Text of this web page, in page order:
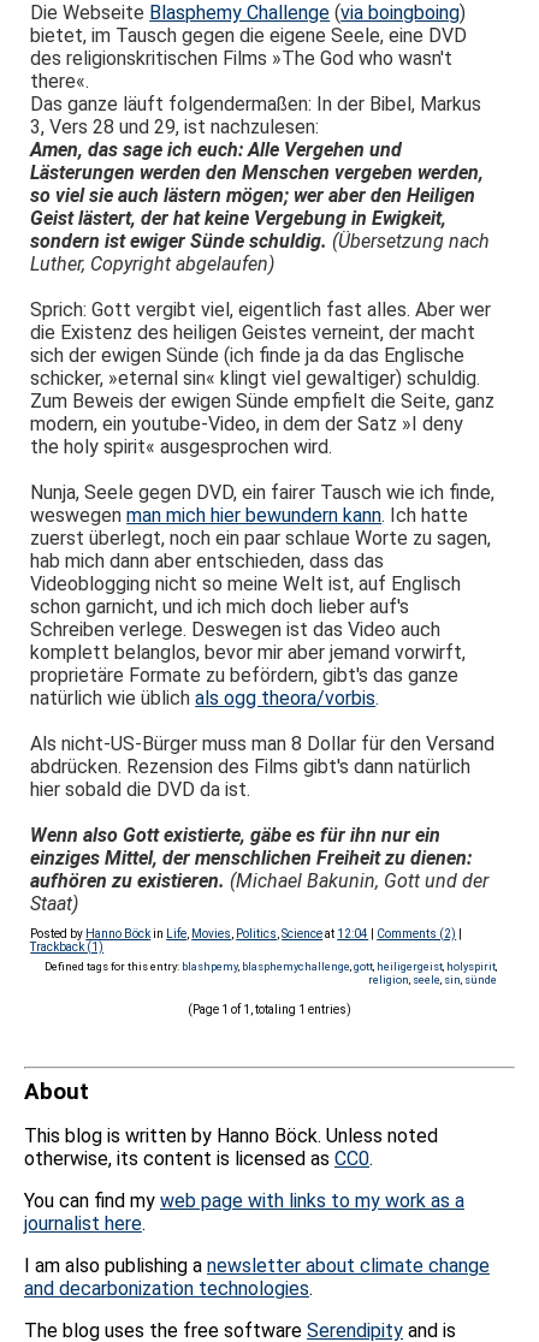
Die Webseite Blasphemy Challenge (via boingboing)
bietet, im Tausch gegen die eigene Seele, eine DVD
des religionskritischen Films »The God who wasn't
there«.
Das ganze läuft folgendermaßen: In der Bibel, Markus
3, Vers 28 und 29, ist nachzulesen:
Amen, das sage ich euch: Alle Vergehen und
Lästerungen werden den Menschen vergeben werden,
so viel sie auch lästern mögen; wer aber den Heiligen
Geist lästert, der hat keine Vergebung in Ewigkeit,
sondern ist ewiger Sünde schuldig. (Übersetzung nach
Luther, Copyright abgelaufen)
Sprich: Gott vergibt viel, eigentlich fast alles. Aber wer
die Existenz des heiligen Geistes verneint, der macht
sich der ewigen Sünde (ich finde ja da das Englische
schicker, »eternal sin« klingt viel gewaltiger) schuldig.
Zum Beweis der ewigen Sünde empfielt die Seite, ganz
modern, ein youtube-Video, in dem der Satz »I deny
the holy spirit« ausgesprochen wird.
Nunja, Seele gegen DVD, ein fairer Tausch wie ich finde,
weswegenman mich hier bewundern kann. Ich hatte
zuerst überlegt, noch ein paar schlaue Worte zu sagen,
hab mich dann aber entschieden, dass das
Videoblogging nicht so meine Welt ist, auf Englisch
schon garnicht, und ich mich doch lieber auf's
Schreiben verlege. Deswegen ist das Video auch
komplett belanglos, bevor mir aber jemand vorwirft,
proprietäre Formate zu befördern, gibt's das ganze
natürlich wie üblichals ogg theora/vorbis.
Als nicht-US-Bürger muss man 8 Dollar für den Versand
abdrücken. Rezension des Films gibt's dann natürlich
hier sobald die DVD da ist.
Wenn also Gott existierte, gäbe es für ihn nur ein
einziges Mittel, der menschlichen Freiheit zu dienen:
aufhören zu existieren. (Michael Bakunin, Gott und der
Staat)
Posted by Hanno Böckin Life Movies Politics ,Scienceat 12:04 Comments (2)
Trackback (1)
Defined tags for this entry: blashpemy, blasphemychallenge gott, heiligergeist, holyspirit,
religion seele sin sünde
(Page 1 of 1, totaling 1 entries)
About
This blog is written by Hanno Böck. Unless noted
otherwise, its content is licensed as CC0.
You can find my web page with links to my work as a
journalist here.
I am also publishing a newsletter about climate change
and decarbonization technologies.
The blog uses the free software Serendipity and is